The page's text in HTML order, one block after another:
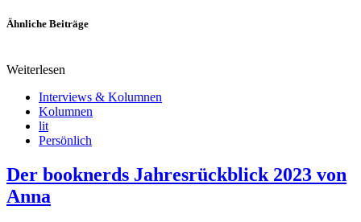
Ähnliche Beiträge
Weiterlesen
Interviews & Kolumnen
Kolumnen
lit
Persönlich
Der booknerds Jahresrückblick 2023 von
Anna